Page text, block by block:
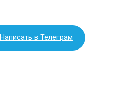
Написать в Телеграм